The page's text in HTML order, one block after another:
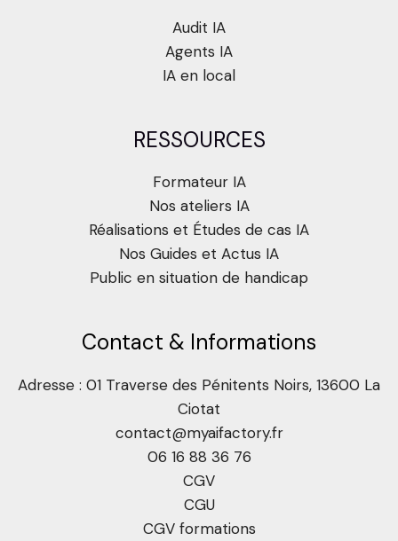
Audit IA
Agents IA
IA en local
RESSOURCES
Formateur IA
Nos ateliers IA
Réalisations et Études de cas IA
Nos Guides et Actus IA
Public en situation de handicap
Contact & Informations
Adresse : 01 Traverse des Pénitents Noirs, 13600 La
Ciotat
contact@myaifactory.fr
06 16 88 36 76
CGV
CGU
CGV formations